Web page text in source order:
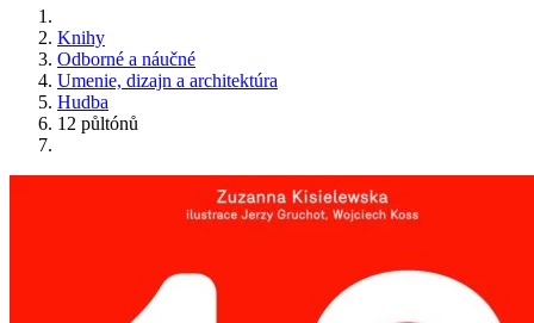
Knihy
Odborné a náučné
Umenie, dizajn a architektúra
Hudba
12 půltónů